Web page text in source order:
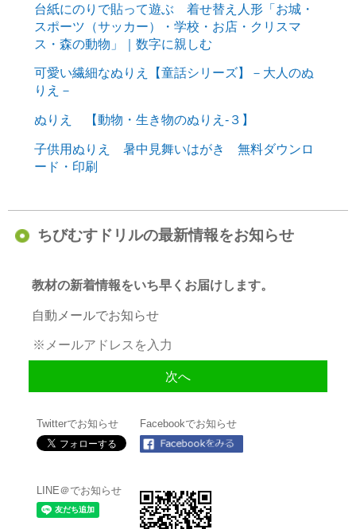
台紙にのりで貼って遊ぶ 着せ替え人形「お城・
スポーツ（サッカー）・学校・お店・クリスマ
ス・森の動物」｜数字に親しむ
可愛い繊細なぬりえ【童話シリーズ】－大人のぬ
りえ－
ぬりえ 【動物・生き物のぬりえ-３】
子供用ぬりえ 暑中見舞いはがき 無料ダウンロ
ード・印刷
ちびむすドリルの最新情報をお知らせ
教材の新着情報をいち早くお届けします。
自動メールでお知らせ
Twitterでお知らせ Facebookでお知らせ
LINE＠でお知らせ